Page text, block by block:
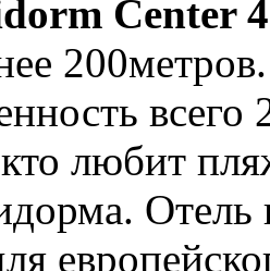
Center
любит
Отель